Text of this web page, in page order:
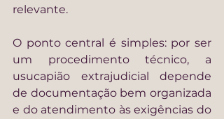
relevante.
O ponto central é simples: por ser
um procedimento técnico, a
usucapião extrajudicial depende
de documentação bem organizada
e do atendimento às exigências do